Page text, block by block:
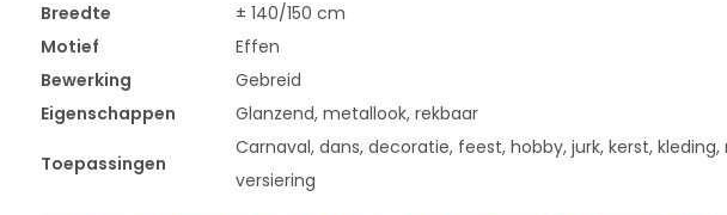
Breedte
± 140/150 cm
Motief
Effen
Bewerking
Gebreid
Eigenschappen
Glanzend, metallook, rekbaar
Toepassingen
Carnaval, dans, decoratie, feest, hobby, jurk, kerst, kleding,
versiering